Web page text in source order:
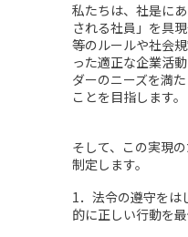
私たちは、社是に
される社員」を具
等のルールや社会
った適正な企業活
ダーのニーズを満
ことを目指します。
そして、この実現
制定します。
1．法令の遵守をは
的に正しい行動を最